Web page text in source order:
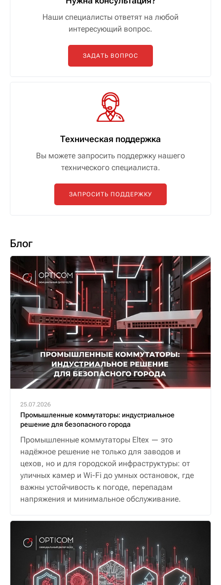
Наши специалисты ответят на любой
интересующий вопрос.
ЗАДАТЬ ВОПРОС
Техническая поддержка
Вы можете запросить поддержку нашего
технического специалиста.
ЗАПРОСИТЬ ПОДДЕРЖКУ
Блог
25.07.2026
Промышленные коммутаторы: индустриальное
решение для безопасного города
Промышленные коммутаторы Eltex — это
надёжное решение не только для заводов и
цехов, но и для городской инфраструктуры: от
уличных камер и Wi-Fi до умных остановок, где
важны устойчивость к погоде, перепадам
напряжения и минимальное обслуживание.